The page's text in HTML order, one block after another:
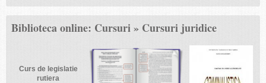
Biblioteca online: Cursuri » Cursuri juridice
Curs de legislatie
rutiera